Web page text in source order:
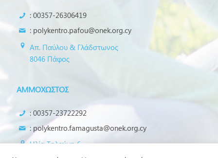
: 00357-26306419
: polykentro.pafou@onek.org.cy
Απ. Παύλου & Γλάδστωνος
8046 Πάφος
ΑΜΜΟΧΩΣΤΟΣ
: 00357-23722292
: polykentro.famagusta@onek.org.cy
Ηλία Τηλαύγη 6
5390 Σωτήρα